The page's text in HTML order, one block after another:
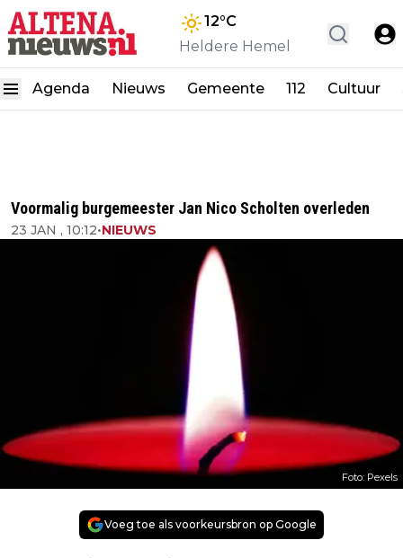
12°C
Heldere Hemel
Agenda Nieuws Gemeente 112 Cultuur
Voormalig burgemeester Jan Nico Scholten overleden
23 JAN , 10:12•NIEUWS
Foto: Pexels
Voeg toe als voorkeursbron op Google